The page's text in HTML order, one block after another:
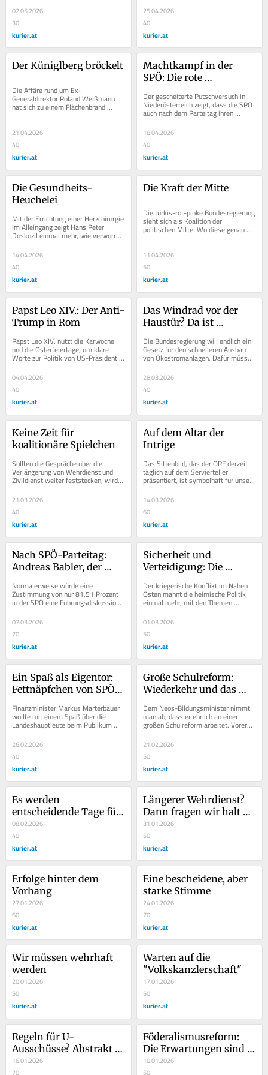
kümmern müssen.
02.05.2026
30
kurier.at
25.04.2026
40
kurier.at
Der Küniglberg bröckelt
Die Affäre rund um Ex-
Generaldirektor Roland Weißmann
hat sich zu einem Flächenbrand
21.04.2026
40
kurier.at
Machtkampf in der
SPÖ: Die rote
Der gescheiterte Putschversuch in
Niederösterreich zeigt, dass die SPÖ
auch nach dem Parteitag ihren
innerparteilichen Kleinkrieg nicht
überwunden...
18.04.2026
40
kurier.at
Die Gesundheits-
Heuchelei
Mit der Errichtung einer Herzchirurgie
im Alleingang zeigt Hans Peter
Doskozil einmal mehr, wie verworren
Gesundheitssystem ist.
14.04.2026
40
kurier.at
Die Kraft der Mitte
Die türkis-rot-pinke Bundesregierung
sieht sich als Koalition der
politischen Mitte. Wo diese genau
ist, kann nicht wirklich klar gemacht
11.04.2026
50
kurier.at
Papst Leo XIV.: Der Anti-
Trump in Rom
Papst Leo XIV. nutzt die Karwoche
und die Osterfeiertage, um klare
Worte zur Politik von US-Präsident
04.04.2026
40
kurier.at
Das Windrad vor der
Haustür? Da ist
nötig
Die Bundesregierung will endlich ein
Gesetz für den schnelleren Ausbau
von Ökostromanlagen. Dafür müssen
nicht nur die Grünen überzeugt
werden.
28.03.2026
40
kurier.at
Keine Zeit für
koalitionäre Spielchen
Sollten die Gespräche über die
Verlängerung von Wehrdienst und
Zivildienst weiter feststecken, wird
müssen. Die ist...
21.03.2026
40
kurier.at
Auf dem Altar der
Intrige
Das Sittenbild, das der ORF derzeit
täglich auf dem Servierteller
präsentiert, ist symbolhaft für unsere
Zeit. Ganz nach Machiavelli: Der
Zweck...
14.03.2026
60
kurier.at
Nach SPÖ-Parteitag:
Andreas Babler, der
Normalerweise würde eine
Zustimmung von nur 81,51 Prozent
in der SPÖ eine Führungsdiskussion
auslösen. Der Vizekanzler kann sich
aber gestärkt...
07.03.2026
70
kurier.at
Sicherheit und
Verteidigung: Die
Klarheit
Der kriegerische Konflikt im Nahen
Osten mahnt die heimische Politik
einmal mehr, mit den Themen
Sicherheit und Verteidigung
fokussierter umzugehen.
01.03.2026
50
kurier.at
Ein Spaß als Eigentor:
Fettnäpfchen von SPÖ-
Finanzminister Markus Marterbauer
wollte mit einem Spaß über die
Landeshauptleute beim Publikum
punkten. Das Ergebnis ist ein
Eigentor.
26.02.2026
40
kurier.at
Große Schulreform:
Wiederkehr und das
Dem Neos-Bildungsminister nimmt
man ab, dass er ehrlich an einer
großen Schulreform arbeitet. Vorerst
liefert er aber nur Überschriften ohne
Substanz.
21.02.2026
50
kurier.at
Es werden
entscheidende Tage für
die SPÖ
08.02.2026
40
kurier.at
Längerer Wehrdienst?
Dann fragen wir halt
das Volk
31.01.2026
50
kurier.at
Erfolge hinter dem
Vorhang
27.01.2026
60
kurier.at
Eine bescheidene, aber
starke Stimme
24.01.2026
70
kurier.at
Wir müssen wehrhaft
werden
20.01.2026
50
kurier.at
Warten auf die
"Volkskanzlerschaft"
17.01.2026
50
kurier.at
Regeln für U-
Ausschüsse? Abstrakt
relevante Chats
16.01.2026
Föderalismusreform:
Die Erwartungen sind
groß
10.01.2026